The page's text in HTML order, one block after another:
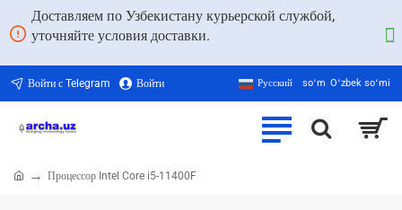
Доставляем по Узбекистану курьерской службой,
уточняйте условия доставки.
Войти с Telegram Войти Русский soʻm Oʻzbek soʻmi
Процессор Intel Core i5-11400F